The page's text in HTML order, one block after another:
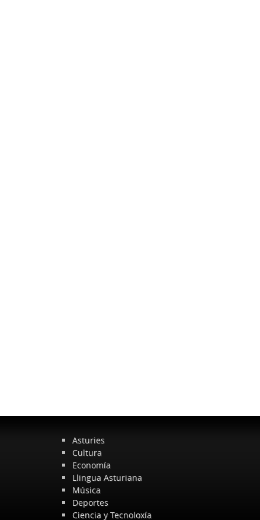
Asturies
Cultura
Economía
Llingua Asturiana
Música
Deportes
Ciencia y Tecnoloxía